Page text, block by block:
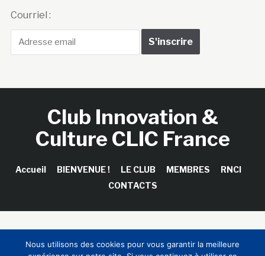
Courriel :
Club Innovation &
Culture CLIC France
Accueil BIENVENUE ! LE CLUB MEMBRES
RNCI
CONTACTS
Sinapses Conseils
Nous utilisons des cookies pour vous garantir la meilleure